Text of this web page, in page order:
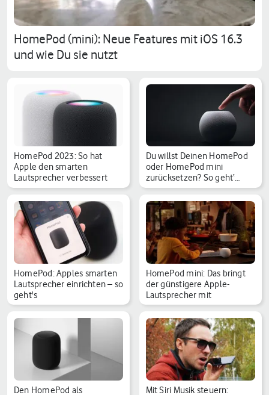
HomePod (mini): Neue Features mit iOS 16.3
und wie Du sie nutzt
HomePod 2023: So hat
Apple den smarten
Lautsprecher verbessert
Du willst Deinen HomePod
oder HomePod mini
zurücksetzen? So geht‘…
HomePod: Apples smarten
Lautsprecher einrichten – so
geht's
HomePod mini: Das bringt
der günstigere Apple-
Lautsprecher mit
Den HomePod als
Mit Siri Musik steuern: